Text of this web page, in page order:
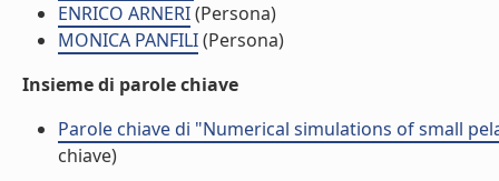
ENRICO ARNERI(Persona)
MONICA PANFILI(Persona)
Insieme di parole chiave
Parole chiave di "Numerical simulations of small
chiave)